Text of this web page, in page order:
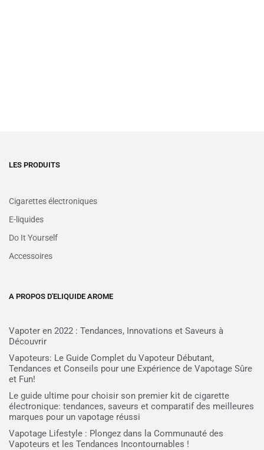
LES PRODUITS
Cigarettes électroniques
E-liquides
Do It Yourself
Accessoires
A PROPOS D'ELIQUIDE AROME
Vapoter en 2022 : Tendances, Innovations et Saveurs à
Découvrir
Vapoteurs: Le Guide Complet du Vapoteur Débutant,
Tendances et Conseils pour une Expérience de Vapotage Sûre
et Fun!
Le guide ultime pour choisir son premier kit de cigarette
électronique: tendances, saveurs et comparatif des meilleures
marques pour un vapotage réussi
Vapotage Lifestyle : Plongez dans la Communauté des
Vapoteurs et les Tendances Incontournables !